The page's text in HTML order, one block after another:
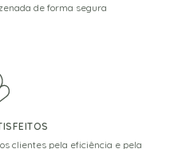
de forma segura
clientes pela eficiência e pela